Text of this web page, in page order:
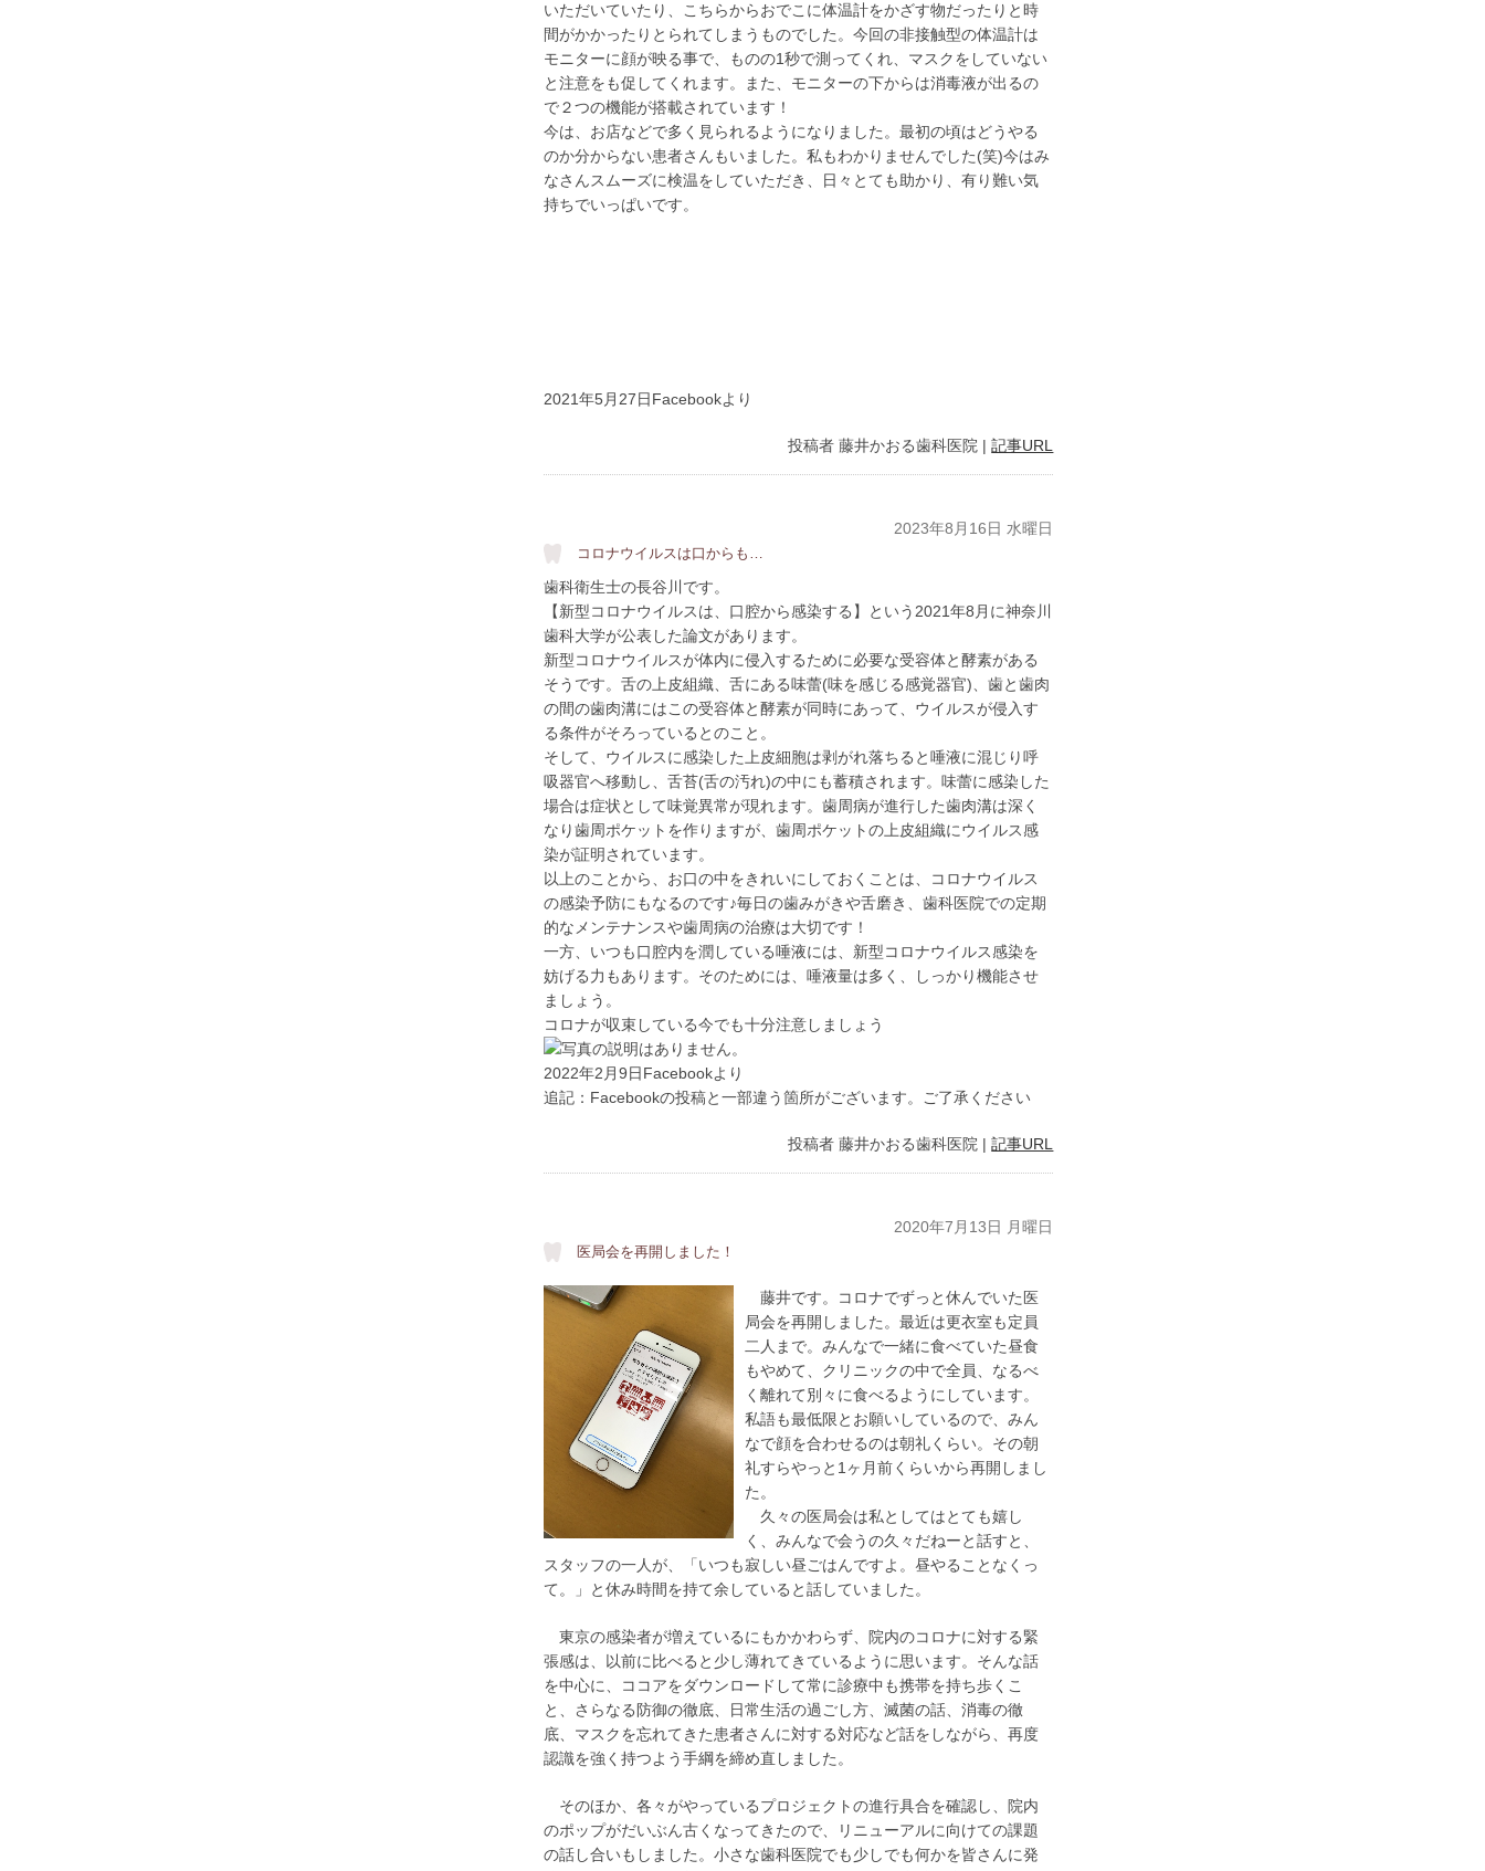
いただいていたり、こちらからおでこに体温計をかざす物だったりと時
間がかかったりとられてしまうものでした。今回の非接触型の体温計は
モニターに顔が映る事で、ものの1秒で測ってくれ、マスクをしていない
と注意をも促してくれます。また、モニターの下からは消毒液が出るの
で２つの機能が搭載されています！
今は、お店などで多く見られるようになりました。最初の頃はどうやる
のか分からない患者さんもいました。私もわかりませんでした(笑)今はみ
なさんスムーズに検温をしていただき、日々とても助かり、有り難い気
持ちでいっぱいです。
2021年5月27日Facebookより
投稿者藤井かおる歯科医院 |記事URL
2023年8月16日 水曜日
コロナウイルスは口からも…
歯科衛生士の長谷川です。
【新型コロナウイルスは、口腔から感染する】という2021年8月に神奈川
歯科大学が公表した論文があります。
新型コロナウイルスが体内に侵入するために必要な受容体と酵素がある
そうです。舌の上皮組織、舌にある味蕾(味を感じる感覚器官)、歯と歯肉
の間の歯肉溝にはこの受容体と酵素が同時にあって、ウイルスが侵入す
る条件がそろっているとのこと。
そして、ウイルスに感染した上皮細胞は剥がれ落ちると唾液に混じり呼
吸器官へ移動し、舌苔(舌の汚れ)の中にも蓄積されます。味蕾に感染した
場合は症状として味覚異常が現れます。歯周病が進行した歯肉溝は深く
なり歯周ポケットを作りますが、歯周ポケットの上皮組織にウイルス感
染が証明されています。
以上のことから、お口の中をきれいにしておくことは、コロナウイルス
の感染予防にもなるのです♪毎日の歯みがきや舌磨き、歯科医院での定期
的なメンテナンスや歯周病の治療は大切です！
一方、いつも口腔内を潤している唾液には、新型コロナウイルス感染を
妨げる力もあります。そのためには、唾液量は多く、しっかり機能させ
ましょう。
コロナが収束している今でも十分注意しましょう
2022年2月9日Facebookより
追記：Facebookの投稿と一部違う箇所がございます。ご了承ください
投稿者藤井かおる歯科医院 |記事URL
2020年7月13日 月曜日
医局会を再開しました！
藤井です。コロナでずっと休んでいた医
局会を再開しました。最近は更衣室も定員
二人まで。みんなで一緒に食べていた昼食
もやめて、クリニックの中で全員、なるべ
く離れて別々に食べるようにしています。
私語も最低限とお願いしているので、みん
なで顔を合わせるのは朝礼くらい。その朝
礼すらやっと1ヶ月前くらいから再開しまし
た。
久々の医局会は私としてはとても嬉し
く、みんなで会うの久々だねーと話すと、
スタッフの一人が、「いつも寂しい昼ごはんですよ。昼やることなくっ
て。」と休み時間を持て余していると話していました。
東京の感染者が増えているにもかかわらず、院内のコロナに対する緊
張感は、以前に比べると少し薄れてきているように思います。そんな話
を中心に、ココアをダウンロードして常に診療中も携帯を持ち歩くこ
と、さらなる防御の徹底、日常生活の過ごし方、滅菌の話、消毒の徹
底、マスクを忘れてきた患者さんに対する対応など話をしながら、再度
認識を強く持つよう手綱を締め直しました。
そのほか、各々がやっているプロジェクトの進行具合を確認し、院内
のポップがだいぶん古くなってきたので、リニューアルに向けての課題
の話し合いもしました。小さな歯科医院でも少しでも何かを皆さんに発